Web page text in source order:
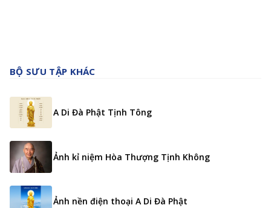
BỘ SƯU TẬP KHÁC
A Di Đà Phật Tịnh Tông
Ảnh kỉ niệm Hòa Thượng Tịnh Không
Ảnh nền điện thoại A Di Đà Phật